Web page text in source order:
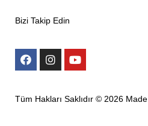
Bizi Takip Edin
Tüm Hakları Saklıdır © 2026